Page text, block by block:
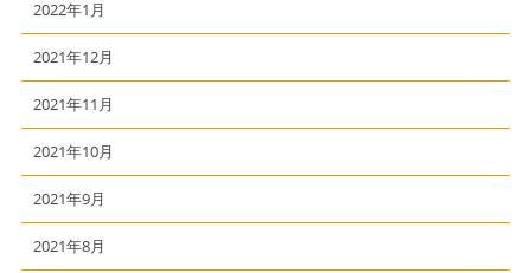
2022年1月
2021年12月
2021年11月
2021年10月
2021年9月
2021年8月